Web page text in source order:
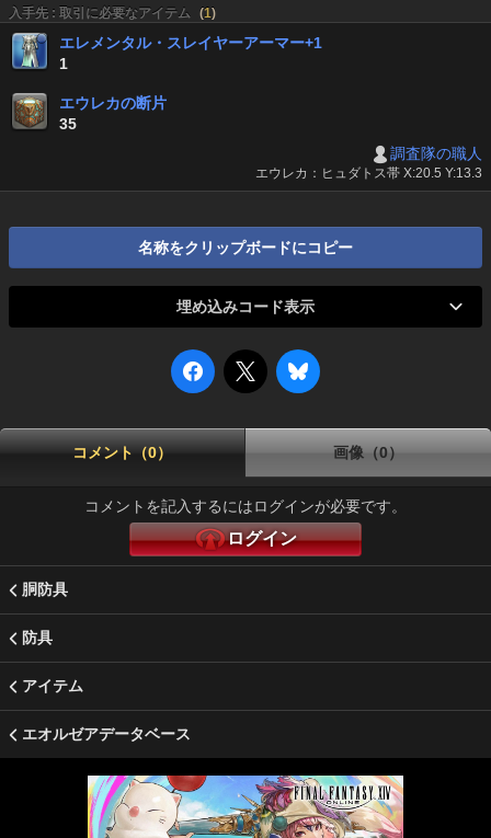
入手先 : 取引に必要なアイテム (1)
エレメンタル・スレイヤーアーマー+1
1
エウレカの断片
35
調査隊の職人
エウレカ：ヒュダトス帯 X:20.5 Y:13.3
名称をクリップボードにコピー
埋め込みコード表示
コメント（0） 画像（0）
コメントを記入するにはログインが必要です。
ログイン
胴防具
防具
アイテム
エオルゼアデータベース